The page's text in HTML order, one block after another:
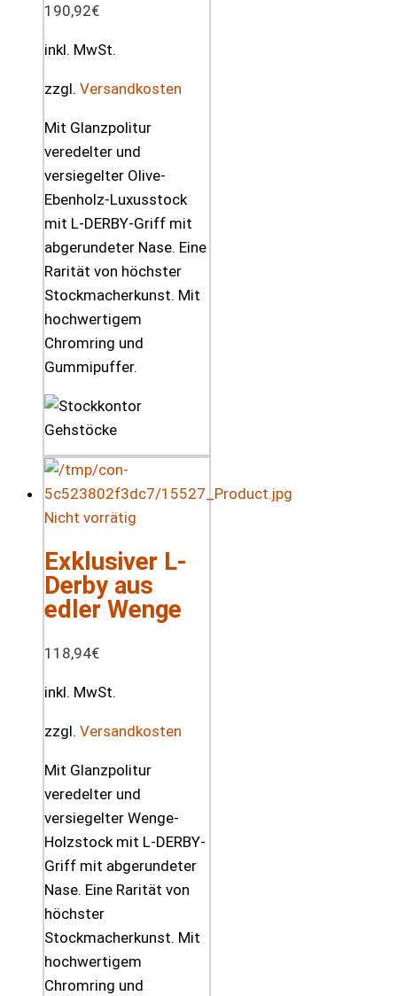
190,92€
inkl. MwSt.
zzgl. Versandkosten
Mit Glanzpolitur
veredelter und
versiegelter Olive-
Ebenholz-Luxusstock
mit L-DERBY-Griff mit
abgerundeter Nase. Eine
Rarität von höchster
Stockmacherkunst. Mit
hochwertigem
Chromring und
Gummipuffer.
Nicht vorrätig
Exklusiver L-
Derby aus
edler Wenge
118,94€
inkl. MwSt.
zzgl. Versandkosten
Mit Glanzpolitur
veredelter und
versiegelter Wenge-
Holzstock mit L-DERBY-
Griff mit abgerundeter
Nase. Eine Rarität von
höchster
Stockmacherkunst. Mit
hochwertigem
Chromring und